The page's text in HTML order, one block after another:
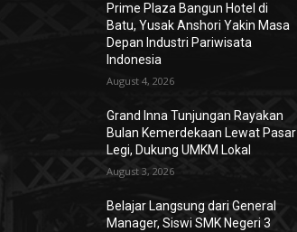
Prime Plaza Bangun Hotel di
Batu, Yusak Anshori Yakin Masa
Depan Industri Pariwisata
Indonesia
August 4, 2026
Grand Inna Tunjungan Rayakan
Bulan Kemerdekaan Lewat Pasar
Legi, Dukung UMKM Lokal
August 3, 2026
Belajar Langsung dari General
Manager, Siswi SMK Negeri 3